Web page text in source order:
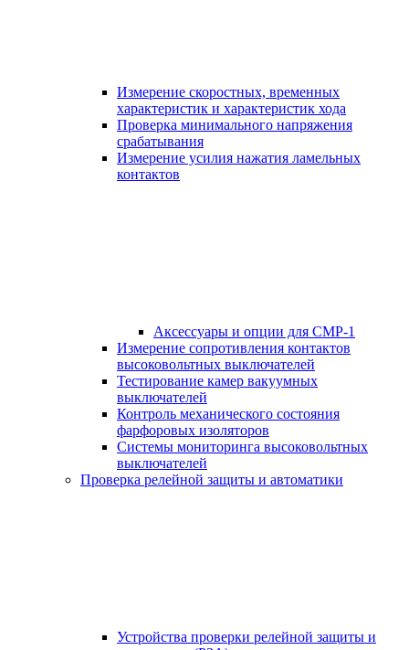
Измерение скоростных, временных
характеристик и характеристик хода
Проверка минимального напряжения
срабатывания
Измерение усилия нажатия ламельных
контактов
Аксессуары и опции для СМР-1
Измерение сопротивления контактов
высоковольтных выключателей
Тестирование камер вакуумных
выключателей
Контроль механического состояния
фарфоровых изоляторов
Системы мониторинга высоковольтных
выключателей
Проверка релейной защиты и автоматики
Устройства проверки релейной защиты и